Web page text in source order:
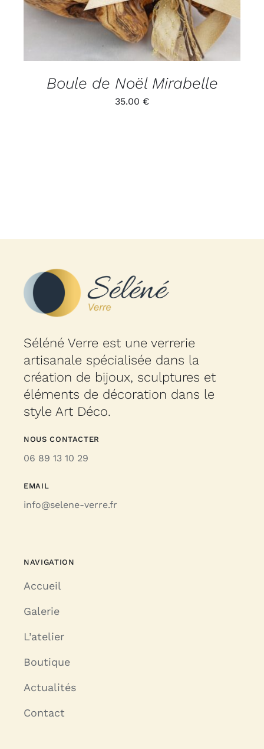
Boule de Noël Mirabelle
35.00 €
Séléné Verre est une verrerie
artisanale spécialisée dans la
création de bijoux, sculptures et
éléments de décoration dans le
style Art Déco.
NOUS CONTACTER
06 89 13 10 29
EMAIL
info@selene-verre.fr
NAVIGATION
Accueil
Galerie
L’atelier
Boutique
Actualités
Contact